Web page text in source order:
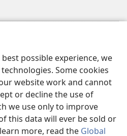
possible experience, we
Some cookies
website work and cannot
or decline the use of
we use only to improve
this data will ever be sold or
more, read the Global